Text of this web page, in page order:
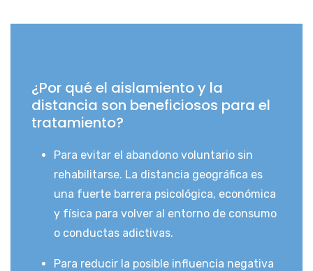
¿Por qué el aislamiento y la
distancia son beneficiosos para el
tratamiento?
Para evitar el abandono voluntario sin
rehabilitarse. La distancia geográfica es
una fuerte barrera psicológica, económica
y física para volver al entorno de consumo
o conductas adictivas.
Para reducir la posible influencia negativa